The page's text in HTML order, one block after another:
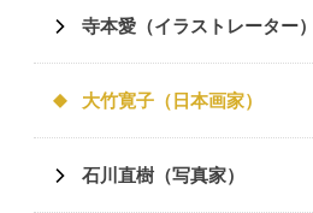
寺本愛（イラストレーター）
大竹寛子（日本画家）
石川直樹（写真家）